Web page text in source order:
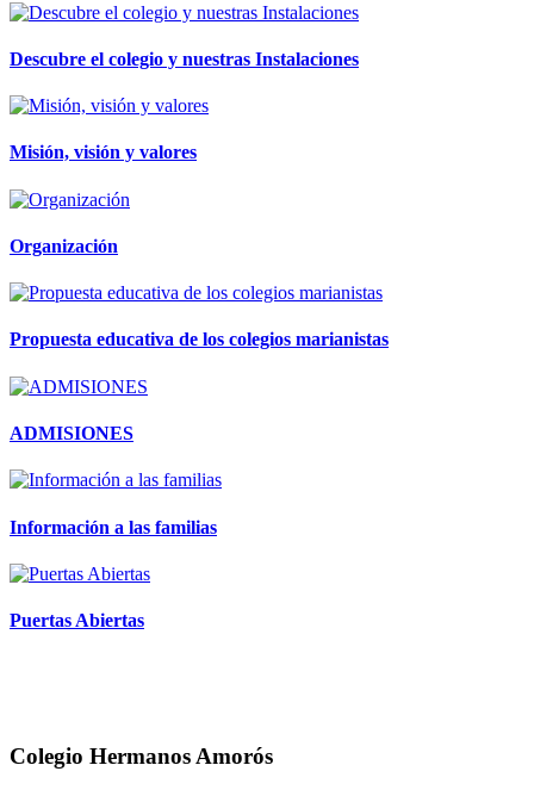
Descubre el colegio y nuestras Instalaciones
Misión, visión y valores
Organización
Propuesta educativa de los colegios marianistas
ADMISIONES
Información a las familias
Puertas Abiertas
Colegio Hermanos Amorós